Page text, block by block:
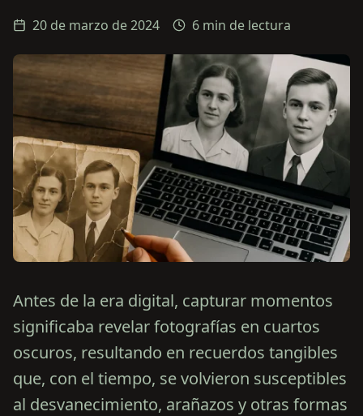
20 de marzo de 2024 6 min de lectura
Antes de la era digital, capturar momentos
significaba revelar fotografías en cuartos
oscuros, resultando en recuerdos tangibles
que, con el tiempo, se volvieron susceptibles
al desvanecimiento, arañazos y otras formas